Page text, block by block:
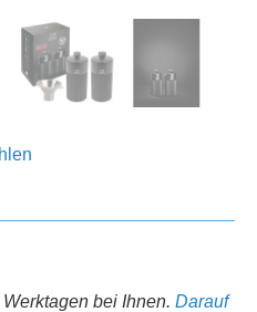
bei Ihnen. Darauf